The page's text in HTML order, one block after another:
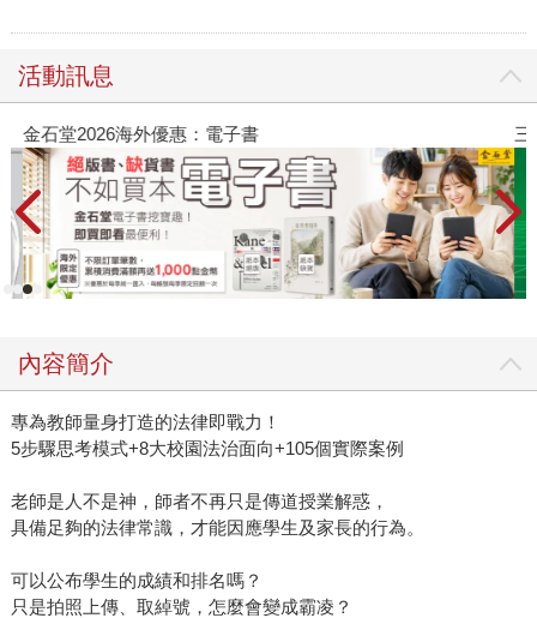
活動訊息
金石堂2026海外優惠：電子書 三
內容簡介
專為教師量身打造的法律即戰力！
5步驟思考模式+8大校園法治面向+105個實際案例
老師是人不是神，師者不再只是傳道授業解惑，
具備足夠的法律常識，才能因應學生及家長的行為。
可以公布學生的成績和排名嗎？
只是拍照上傳、取綽號，怎麼會變成霸凌？